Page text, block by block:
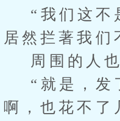
“我们这不
居然拦著我们
周围的人也
“就是，发
啊，也花不了